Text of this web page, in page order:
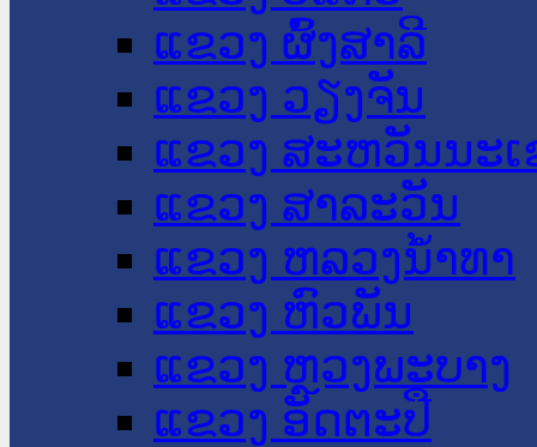
ແຂວງ ຜົ້ງສາລີ
ແຂວງ ວຽງຈັນ
ແຂວງ ສະຫວັນນະ
ແຂວງ ສາລະວັນ
ແຂວງ ຫລວງນໍ້າທາ
ແຂວງ ຫົວພັນ
ແຂວງ ຫຼວງພະບາງ
ແຂວງ ອັດຕະປື